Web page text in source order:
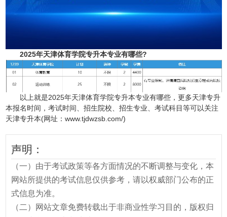
2025年天津体育学院专升本专业有哪些?
以上就是2025年天津体育学院专升本专业有哪些，更多天津专升
本报名时间，考试时间、招生院校、招生专业、考试科目等可以关注
天津专升本(网址：www.tjdwzsb.com/)
声明：
（一）由于考试政策等各方面情况的不断调整与变化，本
网站所提供的考试信息仅供参考，请以权威部门公布的正
式信息为准。
（二）网站文章免费转载出于非商业性学习目的，版权归